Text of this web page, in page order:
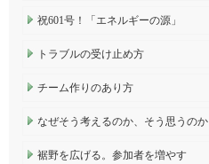
祝601号！「エネルギーの源」
トラブルの受け止め方
チーム作りのあり方
なぜそう考えるのか、そう思うのか
裾野を広げる。参加者を増やす